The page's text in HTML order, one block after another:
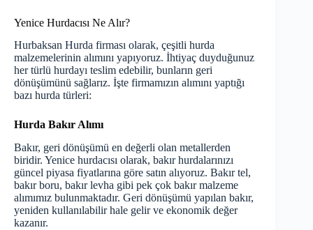
Yenice Hurdacısı Ne Alır?
Hurbaksan Hurda firması olarak, çeşitli hurda
malzemelerinin alımını yapıyoruz. İhtiyaç duyduğunuz
her türlü hurdayı teslim edebilir, bunların geri
dönüşümünü sağlarız. İşte firmamızın alımını yaptığı
bazı hurda türleri:
Hurda Bakır Alımı
Bakır, geri dönüşümü en değerli olan metallerden
biridir. Yenice hurdacısı olarak, bakırhurdalarınızı
güncel piyasa fiyatlarına göre satın alıyoruz. Bakır tel,
bakır boru, bakır levha gibi pek çok bakır malzeme
alımımız bulunmaktadır. Geri dönüşümü yapılan bakır,
yeniden kullanılabilir hale gelir ve ekonomik değer
kazanır.